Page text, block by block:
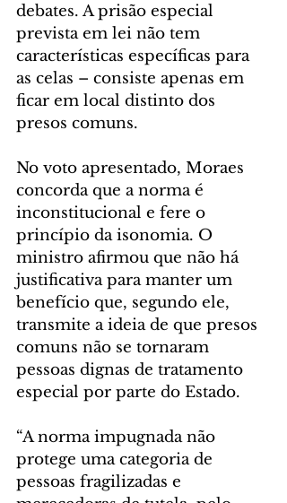
debates. A prisão especial
prevista em lei não tem
características específicas para
as celas – consiste apenas em
ficar em local distinto dos
presos comuns.
No voto apresentado, Moraes
concorda que a norma é
inconstitucional e fere o
princípio da isonomia. O
ministro afirmou que não há
justificativa para manter um
benefício que, segundo ele,
transmite a ideia de que presos
comuns não se tornaram
pessoas dignas de tratamento
especial por parte do Estado.
“A norma impugnada não
protege uma categoria de
pessoas fragilizadas e